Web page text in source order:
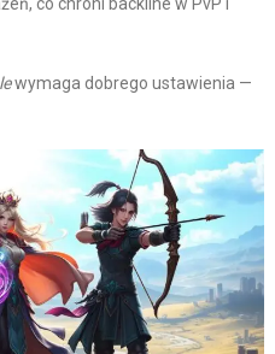
wymaga dobrego ustawienia —